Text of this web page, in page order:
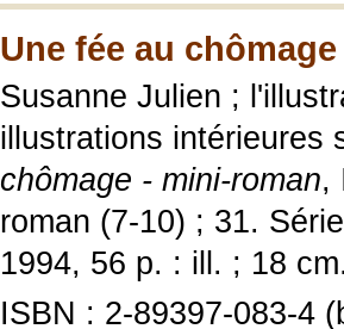
Une fée au chômage
Susanne Julien ;
illustrations intérieures
chômage - mini-roman,
roman (7-10) ; 31.
1994, 56 p. : ill. ; 18
ISBN : 2-89397-083-4